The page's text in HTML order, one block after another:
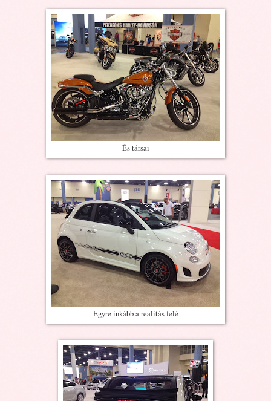
És társai
Egyre inkább a realitás felé